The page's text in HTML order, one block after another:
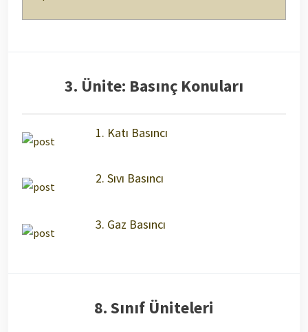
3. Ünite: Basınç Konuları
1. Katı Basıncı
2. Sıvı Basıncı
3. Gaz Basıncı
8. Sınıf Üniteleri